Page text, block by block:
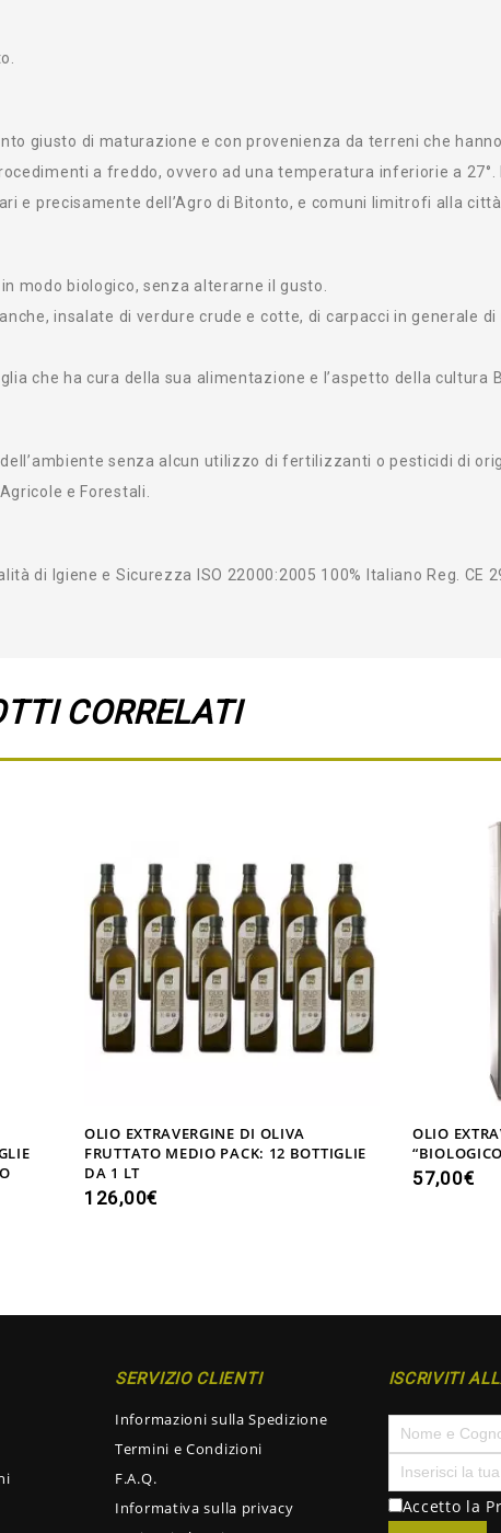
giusto di maturazione e con provenienza da terreni che
a freddo, ovvero ad una temperatura inferiorie a 27°.
e precisamente dell’Agro di Bitonto, e comuni limitrofi alla
modo biologico, senza alterarne il gusto.
insalate di verdure crude e cotte, di carpacci in generale di
che ha cura della sua alimentazione e l’aspetto della cultura
senza alcun utilizzo di fertilizzanti o pesticidi di
e Forestali.
di Igiene e Sicurezza ISO 22000:2005 100% Italiano Reg. CE
CORRELATI
OLIO EXTRAVERGINE DI OLIVA
FRUTTATO MEDIO PACK: 12 BOTTIGLIE
DA 1 LT
126,00€
OLIO
57,00€
SERVIZIO CLIENTI
Informazioni sulla Spedizione
Termini e Condizioni
F.A.Q.
Informativa sulla privacy
ISCRIVITI
Accetto la